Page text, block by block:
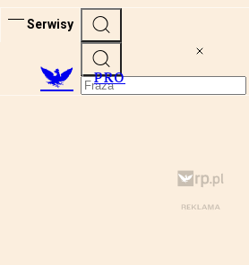
Serwisy
PRO